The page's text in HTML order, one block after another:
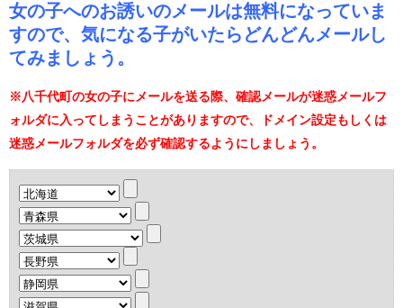
女の子へのお誘いのメールは無料になっていま
すので、気になる子がいたらどんどんメールし
てみましょう。
※八千代町の女の子にメールを送る際、確認メールが迷惑メールフ
ォルダに入ってしまうことがありますので、ドメイン設定もしくは
迷惑メールフォルダを必ず確認するようにしましょう。